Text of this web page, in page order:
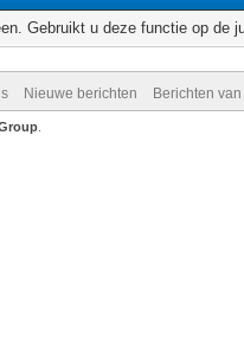
Gebruikt u deze functie op de
Nieuwe berichten Berichten